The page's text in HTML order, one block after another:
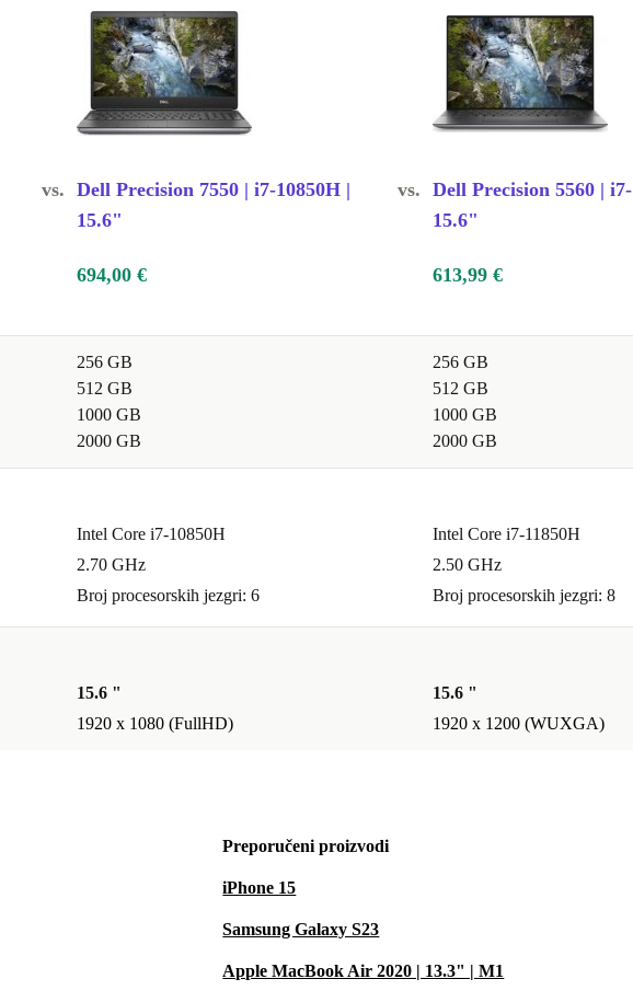
vs. Dell Precision 7550 | i7-10850H |
15.6"
vs. Dell Precision 5560 |
15.6"
694,00 € 613,99 €
256 GB
512 GB
1000 GB
2000 GB
256 GB
512 GB
1000 GB
2000 GB
Intel Core i7-10850H
2.70 GHz
Broj procesorskih jezgri: 6
Intel Core i7-11850H
2.50 GHz
Broj procesorskih jezgri: 8
15.6 "
1920 x 1080 (FullHD)
15.6 "
1920 x 1200 (WUXGA)
Preporučeni proizvodi
iPhone 15
Samsung Galaxy S23
Apple MacBook Air 2020 | 13.3" | M1